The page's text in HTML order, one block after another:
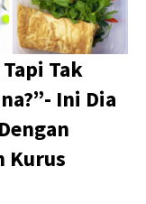
Tak
Ini Dia
Kurus